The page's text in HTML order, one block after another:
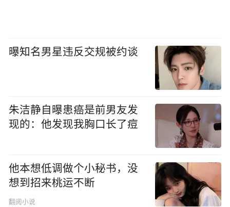
曝知名男星违反交规被约谈
朱洁静自曝患癌是前男友发
现的：他发现我胸口长了痘
他本想低调做个小秘书，没
想到招来桃运不断
翻阅小说